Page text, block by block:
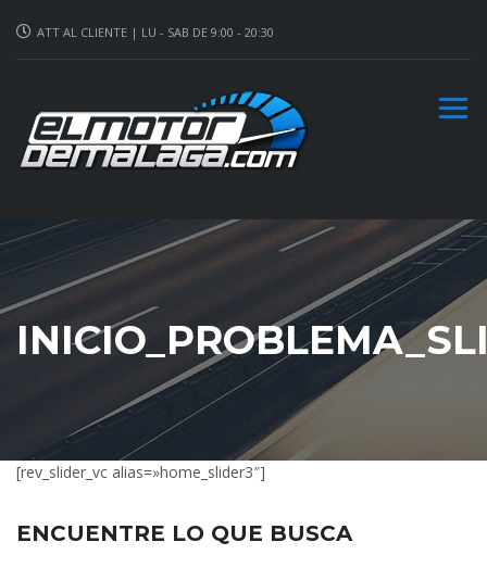
ATT AL CLIENTE | LU - SAB DE 9:00 - 20:30
[rev_slider_vc alias=»home_slider3″]
ENCUENTRE LO QUE BUSCA